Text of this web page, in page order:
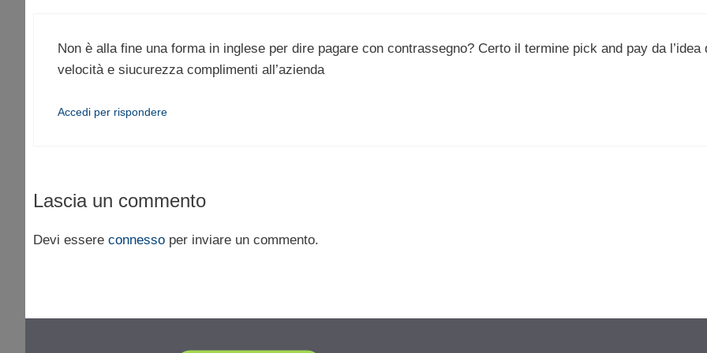
Non è alla fine una forma in inglese per dire pagare con contrassegno? Certo il termine pick and pay da l’idea
velocità e siucurezza complimenti all’azienda
Accedi per rispondere
Lascia un commento
Devi essere connesso per inviare un commento.